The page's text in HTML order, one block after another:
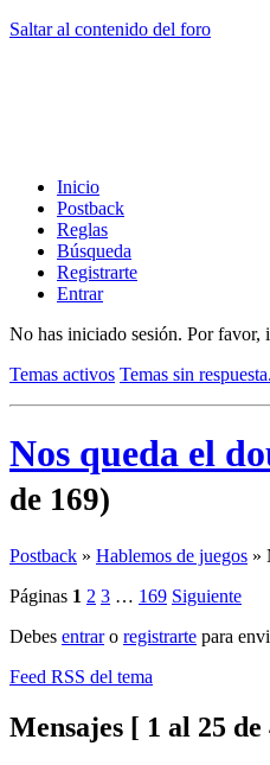
Saltar al contenido del foro
Inicio
Postback
Reglas
Búsqueda
Registrarte
Entrar
No has iniciado sesión. Por favor,
Temas activos Temas sin respuesta.
Nos queda el
de 169)
Postback » Hablemos de juegos »
Páginas 1 2 3 … 169 Siguiente
Debes entraro registrarte para
Feed RSS del tema
Mensajes [ 1 al 25 de